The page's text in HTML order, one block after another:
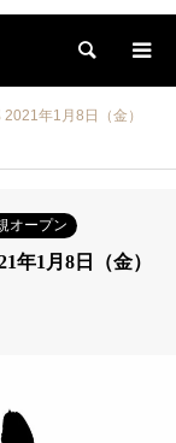
検索
年1月8日（金）
オープン
年1月8日（金）